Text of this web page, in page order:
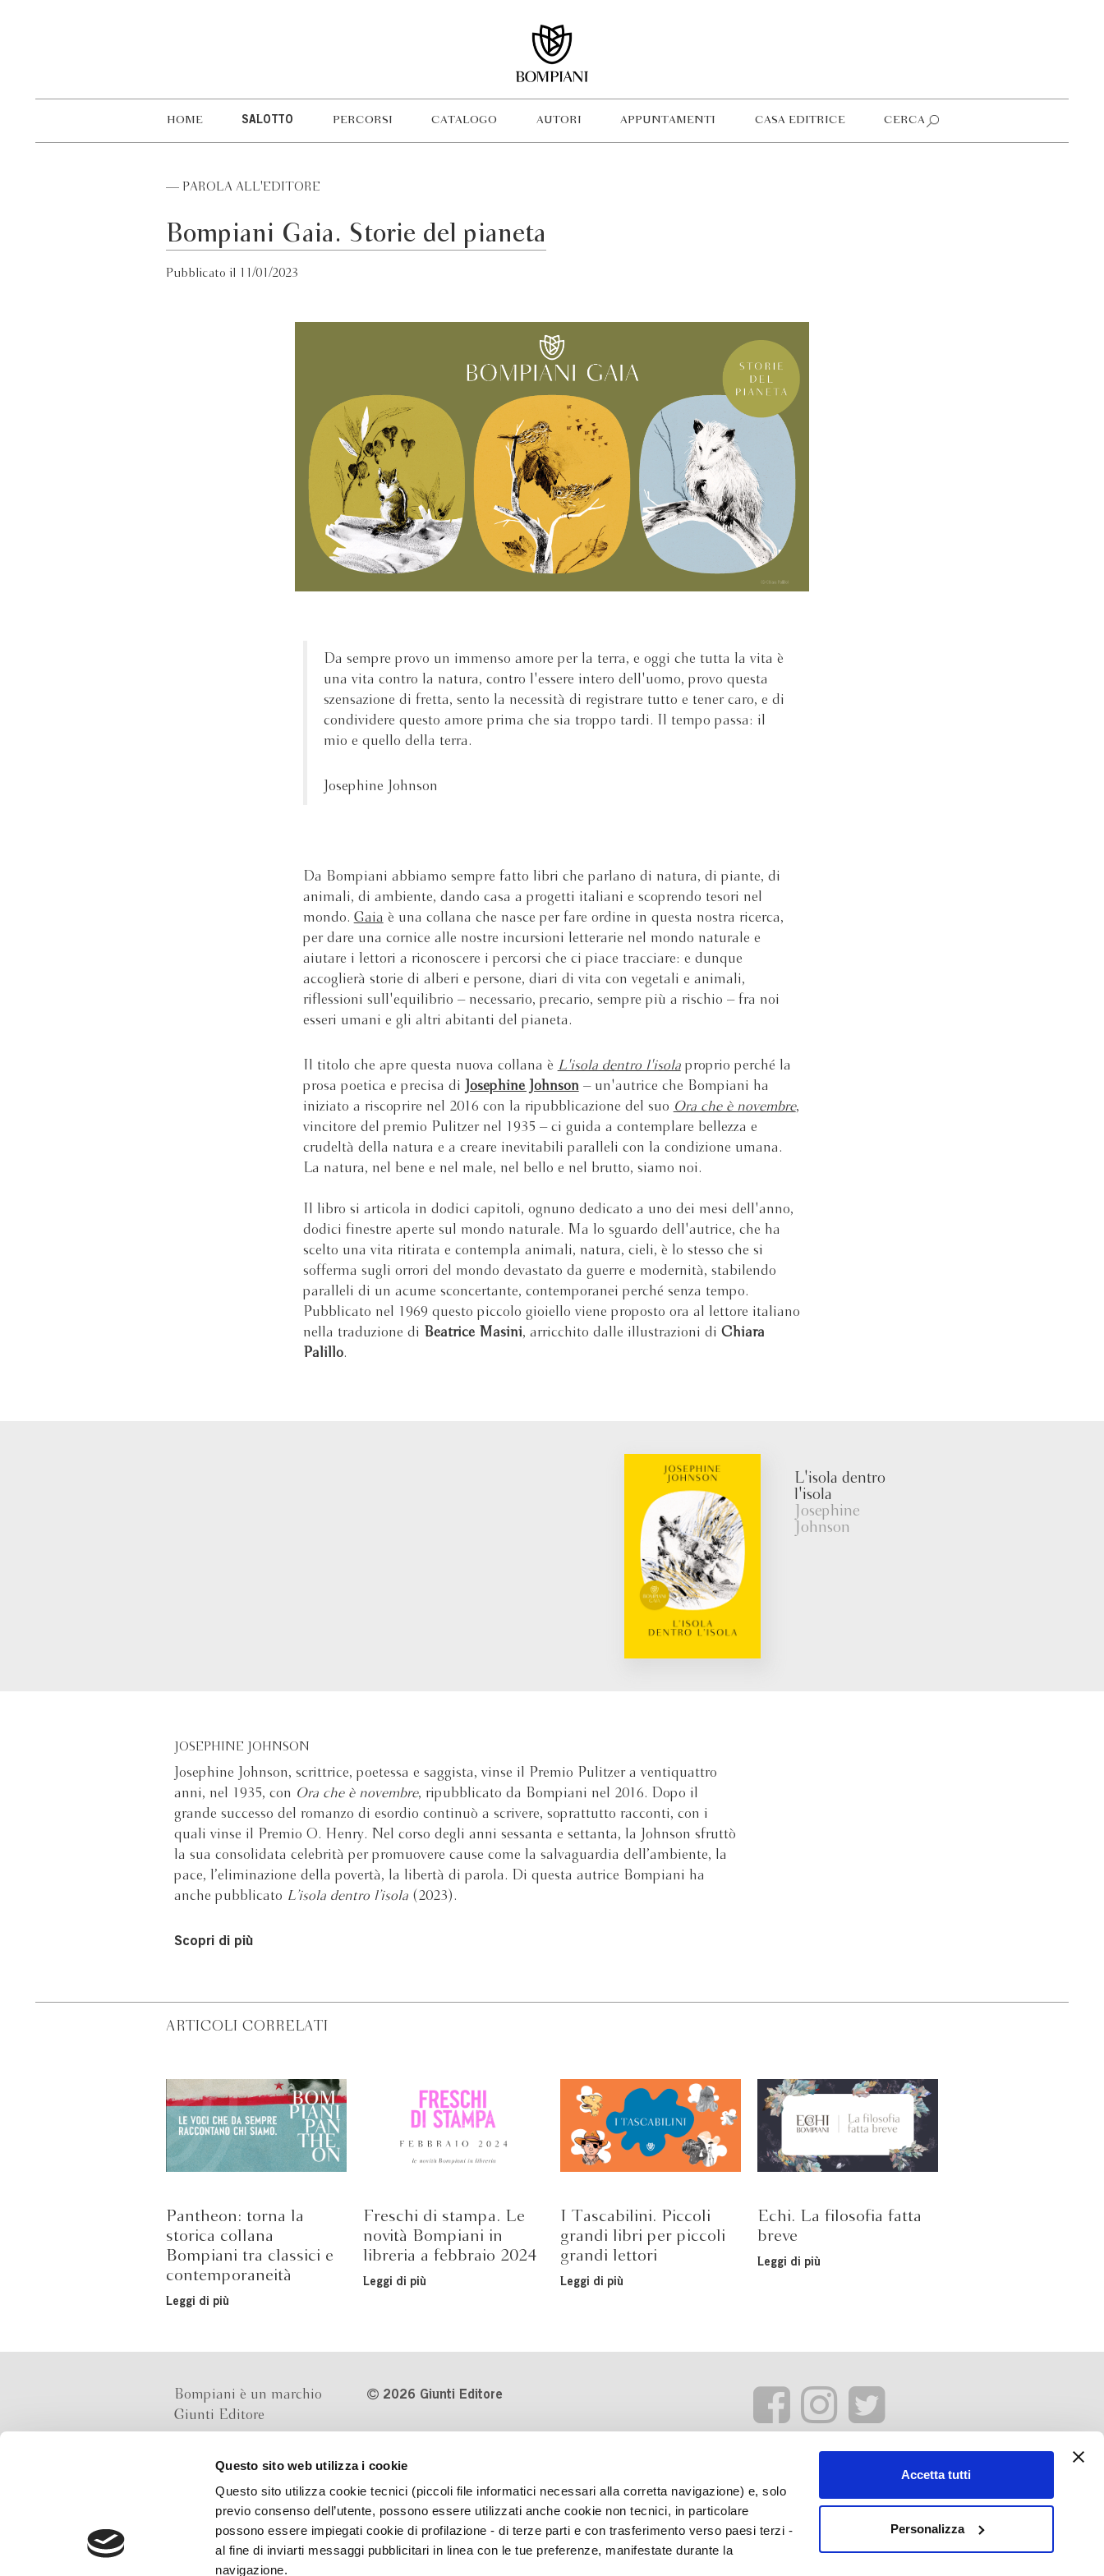
Questo sito web utilizza i cookie
Questo sito utilizza cookie tecnici (piccoli file informatici necessari alla corretta navigazione) e, solo
previo consenso dell’utente, possono essere utilizzati anche cookie non tecnici, in particolare
possono essere impiegati cookie di profilazione - di terze parti e con trasferimento verso paesi terzi -
al fine di inviarti messaggi pubblicitari in linea con le tue preferenze, manifestate durante la
navigazione.
Accetta tutti
Personalizza
HOME SALOTTO PERCORSI CATALOGO AUTORI APPUNTAMENTI CASA EDITRICE CERCA
— PAROLA ALL'EDITORE
Bompiani Gaia. Storie del pianeta
Pubblicato il 11/01/2023
Da sempre provo un immenso amore per la terra, e oggi che tutta la vita è
una vita contro la natura, contro l'essere intero dell'uomo, provo questa
szensazione di fretta, sento la necessità di registrare tutto e tener caro, e di
condividere questo amore prima che sia troppo tardi. Il tempo passa: il
mio e quello della terra.
Josephine Johnson
Da Bompiani abbiamo sempre fatto libri che parlano di natura, di piante, di
animali, di ambiente, dando casa a progetti italiani e scoprendo tesori nel
mondo. Gaia è una collana che nasce per fare ordine in questa nostra ricerca,
per dare una cornice alle nostre incursioni letterarie nel mondo naturale e
aiutare i lettori a riconoscere i percorsi che ci piace tracciare: e dunque
accoglierà storie di alberi e persone, diari di vita con vegetali e animali,
riflessioni sull'equilibrio – necessario, precario, sempre più a rischio – fra noi
esseri umani e gli altri abitanti del pianeta.
Il titolo che apre questa nuova collana è L'isola dentro l'isolaproprio perché la
prosa poetica e precisa di
Josephine Johnson – un'autrice che Bompiani ha
iniziato a riscoprire nel 2016 con la ripubblicazione del suo Ora che è novembre,
vincitore del premio Pulitzer nel 1935 – ci guida a contemplare bellezza e
crudeltà della natura e a creare inevitabili paralleli con la condizione umana.
La natura, nel bene e nel male, nel bello e nel brutto, siamo noi.
Il libro si articola in dodici capitoli, ognuno dedicato a uno dei mesi dell'anno,
dodici finestre aperte sul mondo naturale. Ma lo sguardo dell'autrice, che ha
scelto una vita ritirata e contempla animali, natura, cieli, è lo stesso che si
sofferma sugli orrori del mondo devastato da guerre e modernità, stabilendo
paralleli di un acume sconcertante, contemporanei perché senza tempo.
Pubblicato nel 1969 questo piccolo gioiello viene proposto ora al lettore italiano
nella traduzione di
Beatrice Masini, arricchito dalle illustrazioni di Chiara
Palillo.
L'isola dentro
l'isola
Josephine
Johnson
JOSEPHINE JOHNSON
Josephine Johnson, scrittrice, poetessa e saggista, vinse il Premio Pulitzer a ventiquattro
anni, nel 1935, con Ora che è novembre, ripubblicato da Bompiani nel 2016. Dopo il
grande successo del romanzo di esordio continuò a scrivere, soprattutto racconti, con i
quali vinse il Premio O. Henry. Nel corso degli anni sessanta e settanta, la Johnson sfruttò
la sua consolidata celebrità per promuovere cause come la salvaguardia dell’ambiente, la
pace, l’eliminazione della povertà, la libertà di parola. Di questa autrice Bompiani ha
anche pubblicato L’isola dentro l’isola (2023).
Scopri di più
ARTICOLI CORRELATI
Pantheon: torna la
storica collana
Bompiani tra classici e
contemporaneità
Leggi di più
Freschi di stampa. Le
novità Bompiani in
libreria a febbraio 2024
Leggi di più
I Tascabilini. Piccoli
grandi libri per piccoli
grandi lettori
Leggi di più
Echi. La filosofia fatta
breve
Leggi di più
Bompiani è un marchio
Giunti Editore
Via Bolognese 165,
50139 Firenze
2026 Giunti Editore
Numero d'iscrizione al Registro
Imprese di Milano REA 1327444
Informativa sulla privacy